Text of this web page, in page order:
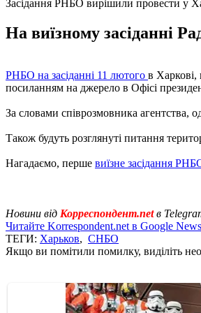
Засідання РНБО вирішили провести у
На виїзному засіданні
РНБО на засіданні 11 лютого в Харкові,
посиланням на джерело в Офісі
За словами співрозмовника агентства,
Також будуть розглянуті питання
Нагадаємо, перше виїзне засідання
Новини від Корреспондент.netв
Читайте Korrespondent.net в Google News
ТЕГИ: Харьков, СНБО
Якщо ви помітили помилку, виділіть